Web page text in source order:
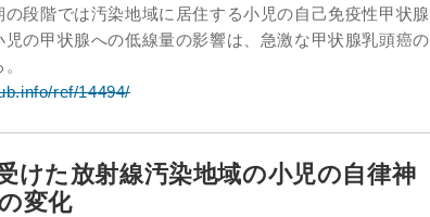
段階では汚染地域に居住する小児の自己免疫性甲状腺
児の甲状腺への低線量の影響は、急激な甲状腺乳頭癌の
ref/14494/
けた放射線汚染地域の小児の自律神
変化